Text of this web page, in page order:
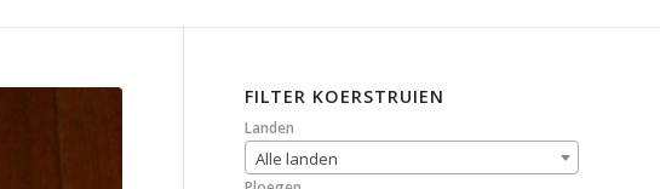
FILTER KOERSTRUIEN
Landen
Alle landen